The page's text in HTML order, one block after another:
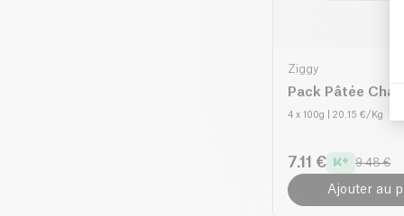
Ziggy
Pack Pâtée
4 x 100g | 20.15 €/Kg
7.11 € 9.48 €
Ajouter au